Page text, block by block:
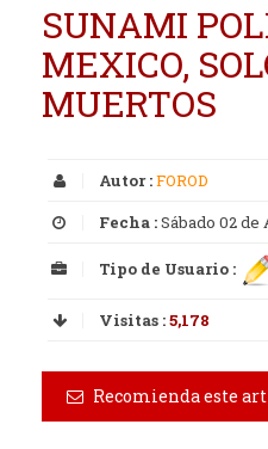
SUNAMI
MEXICO,
MUERTOS
Autor :FOROD
Fecha :Sábado 02 de
Tipo de Usuario :
Visitas :5,178
Recomienda este